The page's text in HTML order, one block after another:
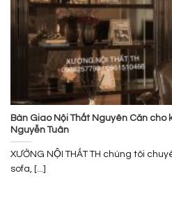
Bàn Giao Nội Thất Nguyên Căn
Nguyễn Tuân
XƯỞNG NỘI THẤT TH chúng tôi
sofa, [...]